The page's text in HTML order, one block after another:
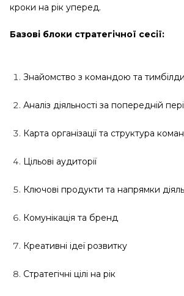
кроки на рік уперед.
Базові блоки стратегічної сесії:
Знайомство з командою та
Аналіз діяльності за попередній
Карта організації та структура
Цільові аудиторії
Ключові продукти та напрямки
Комунікація та бренд
Креативні ідеї розвитку
Стратегічні цілі на рік